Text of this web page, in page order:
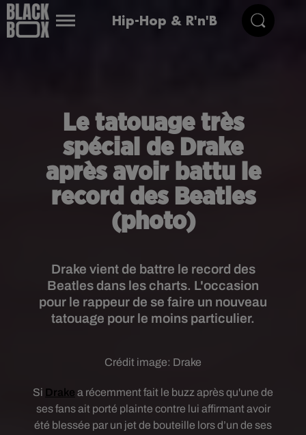
Hip-Hop & R'n'B
Le tatouage très
spécial de Drake
après avoir battu le
record des Beatles
(photo)
Drake vient de battre le record des
Beatles dans les charts. L'occasion
pour le rappeur de se faire un nouveau
tatouage pour le moins particulier.
Crédit image: Drake
Si Drake a récemment fait le buzz après qu'une de
ses fans ait porté plainte contre lui affirmant avoir
été blessée par un jet de bouteille lors d’un de ses